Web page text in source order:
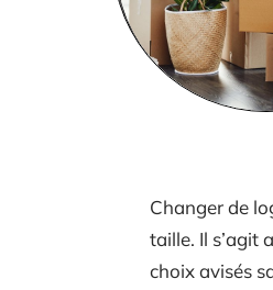
Changer de
taille. Il s’agit
choix avisés